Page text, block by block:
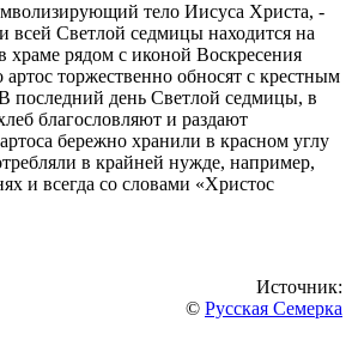
тело Иисуса Христа, -
всей Светлой седмицы находится на
храме рядом с иконой Воскресения
торжественно обносят с крестным
последний день Светлой седмицы, в
благословляют и раздают
бережно хранили в красном углу
в крайней нужде, например,
и всегда со словами «Христос
Источник:
© Русская Семерка